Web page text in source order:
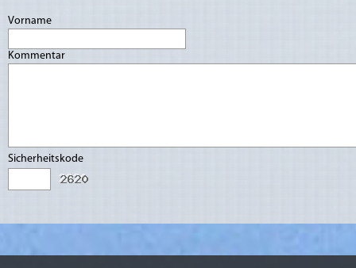
Vorname
Kommentar
Sicherheitskode